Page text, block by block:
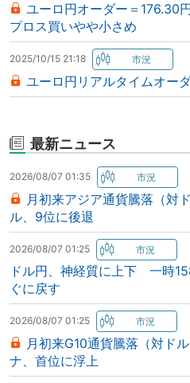
ユーロ円オーダー＝176.30
プロス買いやや小さめ
2025/10/15 21:18
ユーロ円リアルタイムオー
最新ニュース
2026/08/07 01:35
月初来アジア通貨騰落（対
ル、9位に後退
2026/08/07 01:25
ドル円、神経質に上下 一時
ぐに戻す
2026/08/07 01:25
月初来G10通貨騰落（対ド
ナ、首位に浮上